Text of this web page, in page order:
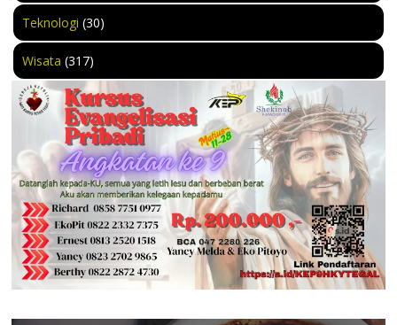
Teknologi (30)
Wisata (317)